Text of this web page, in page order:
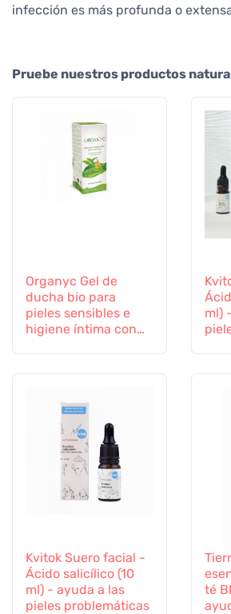
infección es más profunda o
Pruebe nuestros productos
Organyc Gel de
ducha bio para
pieles sensibles e
higiene íntima con
ml)
Kvitok Suero facial -
Ácido salicílico (10
ml) - ayuda a las
pieles problemáticas
té